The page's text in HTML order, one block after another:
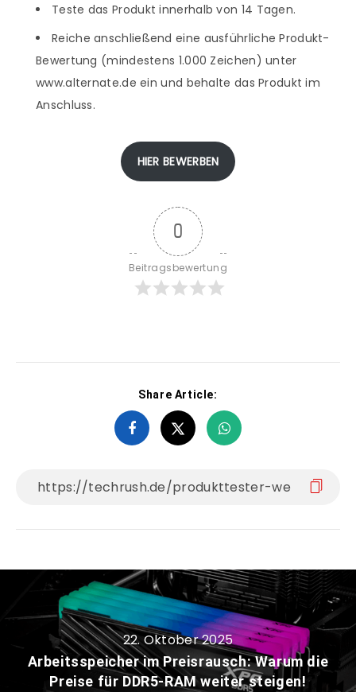
Teste das Produkt innerhalb von 14 Tagen.
Reiche anschließend eine ausführliche Produkt-
Bewertung (mindestens 1.000 Zeichen) unter
www.alternate.de ein und behalte das Produkt im
Anschluss.
HIER BEWERBEN
0
Beitragsbewertung
Share Article:
22. Oktober 2025
Arbeitsspeicher im Preisrausch: Warum die
Preise für DDR5-RAM weiter steigen!